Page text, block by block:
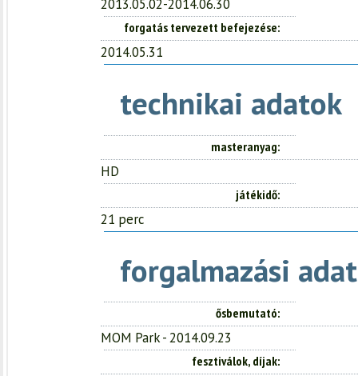
2013.05.02-2014.06.30
forgatás tervezett befejezése
2014.05.31
technikai adatok
masteranyag
HD
játékidő
21 perc
forgalmazási
ősbemutató
MOM Park - 2014.09.23
fesztiválok, díjak